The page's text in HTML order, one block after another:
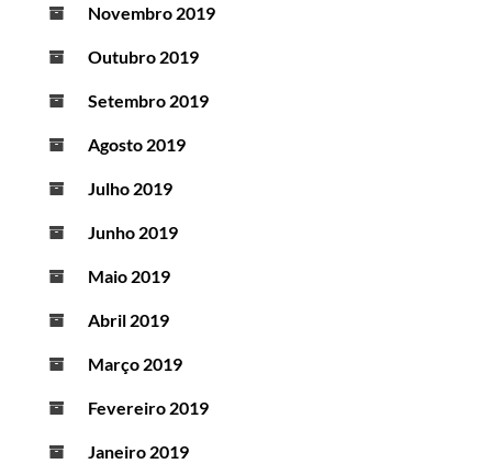
Novembro 2019
Outubro 2019
Setembro 2019
Agosto 2019
Julho 2019
Junho 2019
Maio 2019
Abril 2019
Março 2019
Fevereiro 2019
Janeiro 2019